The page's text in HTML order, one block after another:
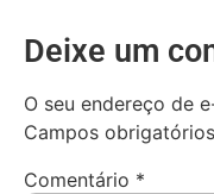
Deixe um
O seu endereço de
Campos
Comentário *